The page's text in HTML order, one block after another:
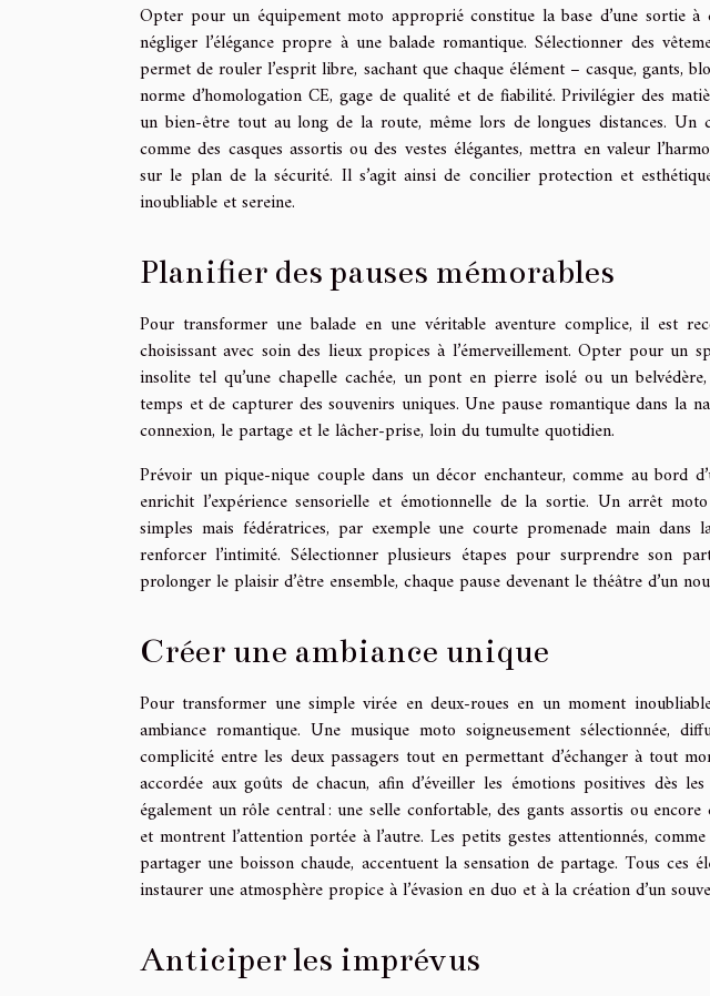
Opter pour un équipement moto approprié constitue la base d’une sortie à
négliger l’élégance propre à une balade romantique. Sélectionner des
permet de rouler l’esprit libre, sachant que chaque élément – casque, gants,
norme d’homologation CE, gage de qualité et de fiabilité. Privilégier des
un bien-être tout au long de la route, même lors de longues distances. Un
comme des casques assortis ou des vestes élégantes, mettra en valeur
sur le plan de la sécurité. Il s’agit ainsi de concilier protection et
inoubliable et sereine.
Planifier des pauses mémorables
Pour transformer une balade en une véritable aventure complice, il est
choisissant avec soin des lieux propices à l’émerveillement. Opter pour un
insolite tel qu’une chapelle cachée, un pont en pierre isolé ou un
temps et de capturer des souvenirs uniques. Une pause romantique dans la
connexion, le partage et le lâcher-prise, loin du tumulte quotidien.
Prévoir un pique-nique couple dans un décor enchanteur, comme au bord
enrichit l’expérience sensorielle et émotionnelle de la sortie. Un arrêt
simples mais fédératrices, par exemple une courte promenade main dans
renforcer l’intimité. Sélectionner plusieurs étapes pour surprendre son
prolonger le plaisir d’être ensemble, chaque pause devenant le théâtre d’un
Créer une ambiance unique
Pour transformer une simple virée en deux-roues en un moment
ambiance romantique. Une musique moto soigneusement sélectionnée,
complicité entre les deux passagers tout en permettant d’échanger à tout
accordée aux goûts de chacun, afin d’éveiller les émotions positives dès
également un rôle central : une selle confortable, des gants assortis ou
et montrent l’attention portée à l’autre. Les petits gestes attentionnés,
partager une boisson chaude, accentuent la sensation de partage. Tous ces
instaurer une atmosphère propice à l’évasion en duo et à la création d’un
Anticiper les imprévus